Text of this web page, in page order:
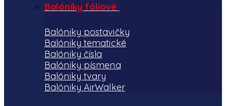
Balóniky fóliové
Balóniky postavičky
Balóniky tematické
Balóniky čísla
Balóniky písmena
Balóniky tvary
Balóniky AirWalker